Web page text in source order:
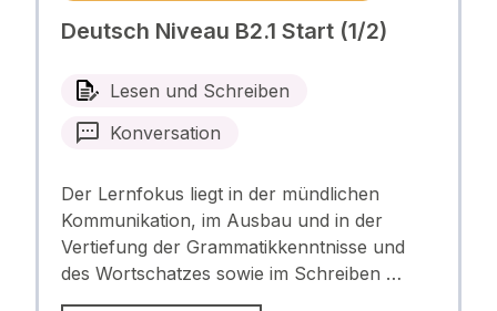
Deutsch Niveau B2.1 Start (1/2)
Lesen und Schreiben
Konversation
Der Lernfokus liegt in der mündlichen
Kommunikation, im Ausbau und in der
Vertiefung der Grammatikkenntnisse und
des Wortschatzes sowie im Schreiben …